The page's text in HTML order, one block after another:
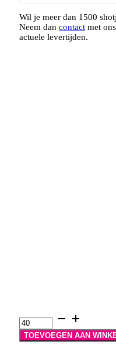
Wil je meer dan 1500
Neem dan contact met
actuele levertijden.
Oranje
shotjes
vrijgezellenfeest
TOEVOEGEN AAN